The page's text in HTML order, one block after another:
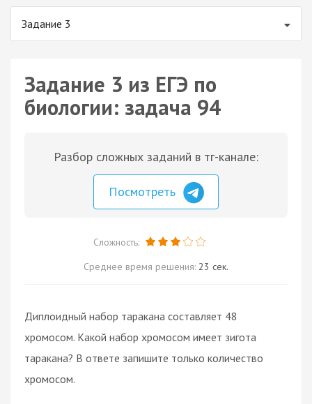
Задание 3
Задание 3 из ЕГЭ по
биологии: задача 94
Разбор сложных заданий в тг-канале:
Посмотреть
Сложность:
Среднее время решения: 23 сек.
Диплоидный набор таракана составляет 48
хромосом. Какой набор хромосом имеет зигота
таракана? В ответе запишите только количество
хромосом.